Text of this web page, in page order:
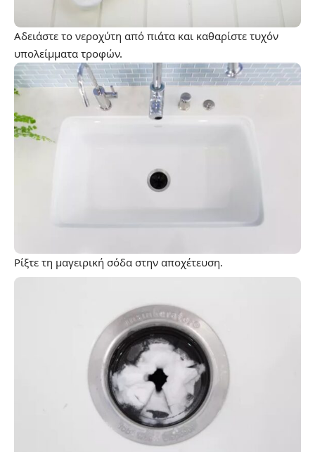
Αδειάστε το νεροχύτη από πιάτα και καθαρίστε τυχόν
υπολείμματα τροφών.
Ρίξτε τη μαγειρική σόδα στην αποχέτευση.